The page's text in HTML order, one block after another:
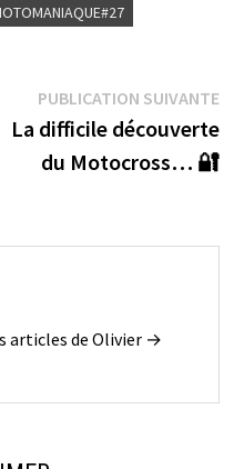
:
PUBLICATION SUIVANTE
La difficile découverte
du Motocross… 🔐
articles de Olivier →